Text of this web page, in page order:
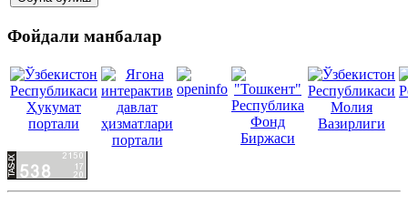
Фойдали манбалар